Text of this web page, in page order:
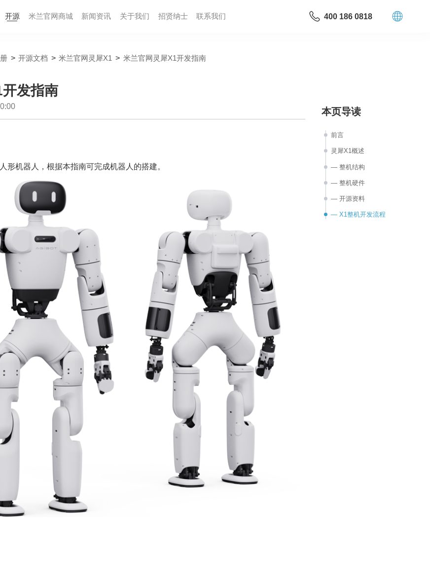
开源 米兰官网商城 新闻资讯 关于我们 招贤纳⼠ 联系我们 400 186 0818
> 开源文档 > 米兰官网灵犀X1 > 米兰官网灵犀X1开发指南
发指南
形机器人，根据本指南可完成机器人的搭建。
本页导读
前言
灵犀X1概述
— 整机结构
— 整机硬件
— 开源资料
— X1整机开发流程